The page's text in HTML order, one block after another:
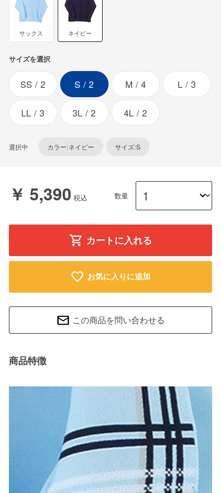
サックス ネイビー
サイズを選択
SS 2 S 2 M 4 L 3
LL 3 3L 2 4L 2
選択中 カラー:ネイビー サイズ:S
￥ 5,390 数量
カートに入れる
お気に入りに追加
この商品を問い合わせる
商品特徴